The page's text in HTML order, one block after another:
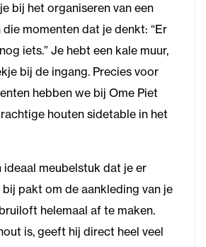
bij het organiseren van een
die momenten dat je denkt: “Er
iets.” Je hebt een kale muur,
bij de ingang. Precies voor
hebben we bij Ome Piet
houten sidetable in het
ideaal meubelstuk dat je er
bij pakt om de aankleding van je
helemaal af te maken.
is, geeft hij direct heel veel